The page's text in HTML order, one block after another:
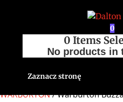
0
0 Items
No products in
Zaznacz stronę
Strona główna/Sklep
WARBURTON/ Warburton